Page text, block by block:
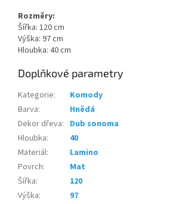
Rozměry:
Šířka: 120 cm
Výška: 97 cm
Hloubka: 40 cm
Doplňkové parametry
Kategorie:
Komody
Barva:
Hnědá
Dekor dřeva: Dub sonoma
Hloubka:
40
Materiál:
Lamino
Povrch:
Mat
Šířka:
120
Výška: 97